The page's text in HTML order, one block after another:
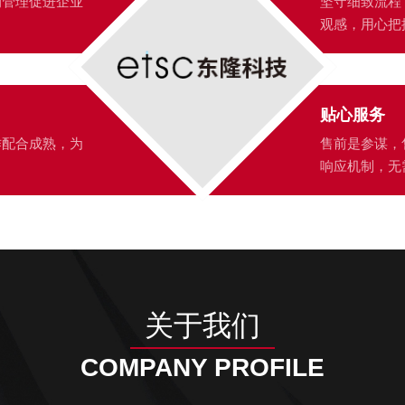
观感，用心
合成熟，为
贴心服务
售前是参谋
响应机制，
关于我们
COMPANY PROFILE